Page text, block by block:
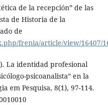
de la recepción” de las
de Historia de la
de
frenia/article/view/16407/
La identidad profesional
psicoanalista” en la
em Pesquisa, 8(1), 97-114.